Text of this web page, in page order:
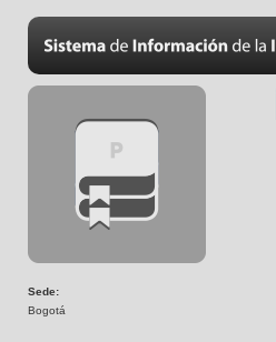
Sede:
Bogotá